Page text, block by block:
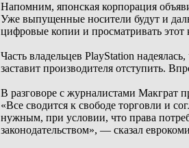
Напомним, японская корпорация
Уже выпущенные носители будут и
цифровые копии и просматривать этот
Часть владельцев PlayStation
заставит производителя отступить.
В разговоре с журналистами Макграт
«Все сводится к свободе торговли и
нужным, при условии, что права
законодательством», — сказал